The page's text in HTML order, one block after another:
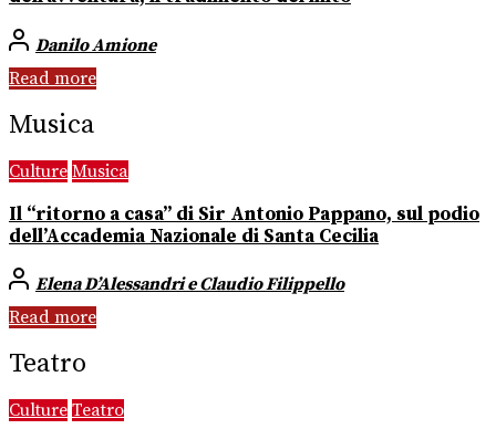
Danilo Amione
Read more
Musica
Culture Musica
Il “ritorno a casa” di Sir Antonio Pappano, sul podio
dell’Accademia Nazionale di Santa Cecilia
Elena D’Alessandri e Claudio Filippello
Read more
Teatro
Culture Teatro